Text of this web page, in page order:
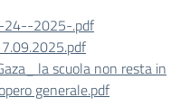
24--2025-.pdf
la scuola non resta in
generale.pdf